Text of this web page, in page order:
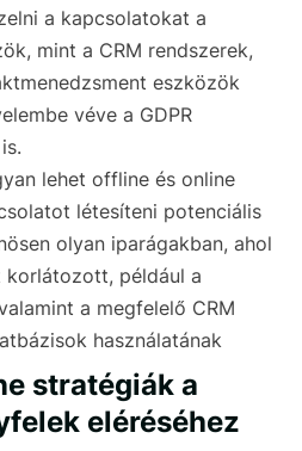
a kapcsolatokat a
mint a CRM rendszerek,
eszközök
véve a GDPR
lehet offline és online
létesíteni potenciális
olyan iparágakban, ahol
korlátozott, például a
a megfelelő CRM
használatának
stratégiák a
eléréséhez